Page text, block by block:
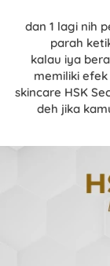
dan 1 lagi nih
parah
kalau iya
memiliki
skincare HSK
deh jika